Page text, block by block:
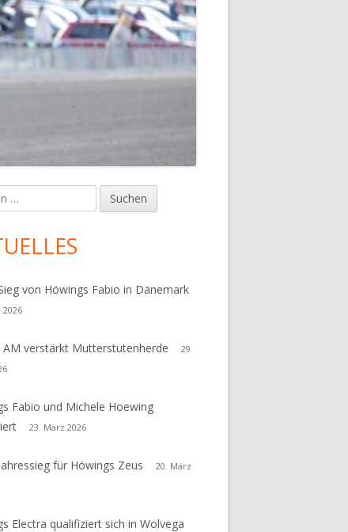
von Höwings Fabio in Dänemark
2026
AM verstärkt Mutterstutenherde
29.
Fabio und Michele Hoewing
23. März 2026
für Höwings Zeus
20. März
Electra qualifiziert sich in Wolvega